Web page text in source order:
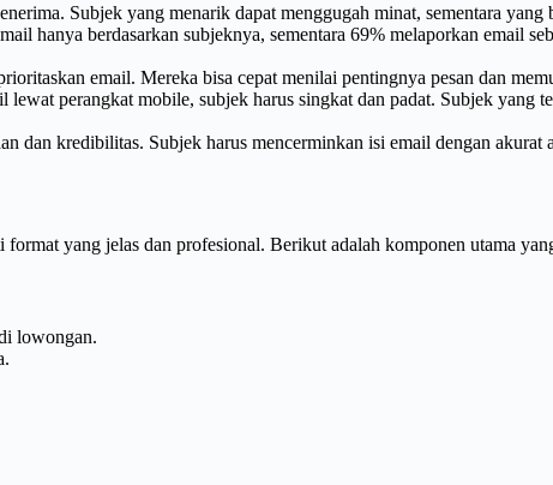
Subjek yang menarik dapat menggugah minat, sementara
hanya berdasarkan subjeknya, sementara 69% melaporkan email
email. Mereka bisa cepat menilai pentingnya pesan dan
lewat perangkat mobile, subjek harus singkat dan padat. Subjek yang
dan kredibilitas. Subjek harus mencerminkan isi email dengan akurat
yang jelas dan profesional. Berikut adalah komponen utama
lowongan.